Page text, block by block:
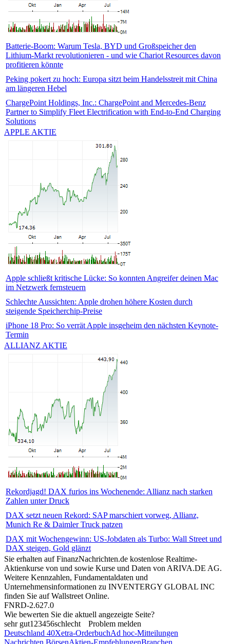
Batterie-Boom: Warum Tesla, BYD und Großspeicher den
Lithium-Markt revolutionieren - und wie Chariot Resources davon
profitieren könnte
Peking pokert zu hoch: Europa sitzt beim Handelsstreit mit China
am längeren Hebel
ChargePoint Holdings, Inc.: ChargePoint and Mercedes-Benz
Partner to Simplify Fleet Electrification with End-to-End Charging
Solutions
APPLE AKTIE
Apple schließt kritische Lücke: So konnten Angreifer deinen Mac
im Netzwerk fernsteuern
Schlechte Aussichten: Apple drohen höhere Kosten durch
steigende Speicherchip-Preise
iPhone 18 Pro: So verrät Apple insgeheim den nächsten Keynote-
Termin
ALLIANZ AKTIE
Rekordjagd! DAX furios ins Wochenende: Allianz nach starken
Zahlen unter Druck
DAX setzt neuen Rekord: SAP marschiert vorweg, Allianz,
Munich Re & Daimler Truck patzen
DAX mit Wochengewinn: US-Jobdaten als Turbo: Wall Street und
DAX steigen, Gold glänzt
Sie erhalten auf FinanzNachrichten.de kostenlose Realtime-
Aktienkurse von und sowie Kurse und Daten von ARIVA.DE AG.
Weitere Kennzahlen, Fundamentaldaten und
Unternehmensinformationen zu INVENTERGY GLOBAL INC
finden Sie aufWallstreet Online.
FNRD-2.627.0
Wie bewerten Sie die aktuell angezeigte Seite?
sehr gut1 23456schlecht
Problem melden
Deutschland 40Xetra-OrderbuchAd hoc-Mitteilungen
Nachrichten BörsenAktien-EmpfehlungenBranchen